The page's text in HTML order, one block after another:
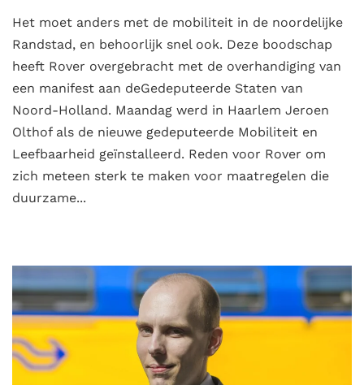
Het moet anders met de mobiliteit in de noordelijke
Randstad, en behoorlijk snel ook. Deze boodschap
heeft Rover overgebracht met de overhandiging van
een manifest aan deGedeputeerde Staten van
Noord-Holland. Maandag werd in Haarlem Jeroen
Olthof als de nieuwe gedeputeerde Mobiliteit en
Leefbaarheid geïnstalleerd. Reden voor Rover om
zich meteen sterk te maken voor maatregelen die
duurzame...